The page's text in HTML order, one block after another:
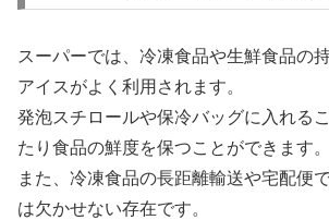
スーパーでは、冷凍食品や生鮮食品の
アイスがよく利用されます。
発泡スチロールや保冷バッグに入れる
たり食品の鮮度を保つことができます。
また、冷凍食品の長距離輸送や宅配便
は欠かせない存在です。